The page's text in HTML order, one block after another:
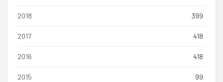
2018 399
2017 418
2016 418
2015 99